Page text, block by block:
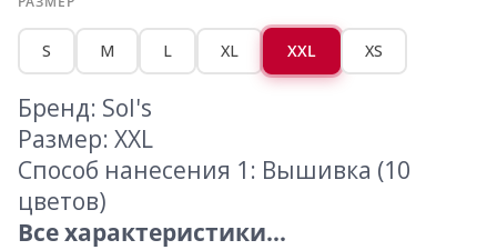
S M L XL XXL XS
Бренд: Sol's
Размер: XXL
Способ нанесения 1: Вышивка (10
цветов)
Все характеристики...